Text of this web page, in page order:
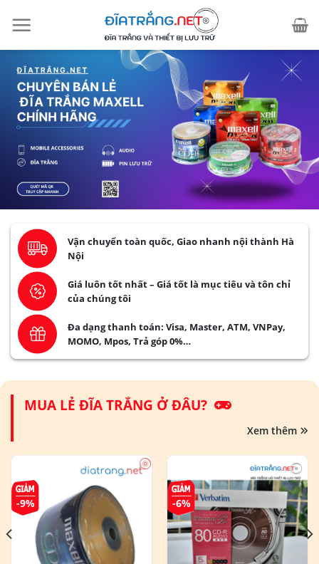
Vận chuyển toàn quốc, Giao nhanh nội thành Hà
Nội
Giá luôn tốt nhất – Giá tốt là mục tiêu và tôn chỉ
của chúng tôi
Đa dạng thanh toán: Visa, Master, ATM, VNPay,
MOMO, Mpos, Trả góp 0%…
MUA LẺ ĐĨA TRẮNG Ở ĐÂU?
Xem thêm
-9% -6%